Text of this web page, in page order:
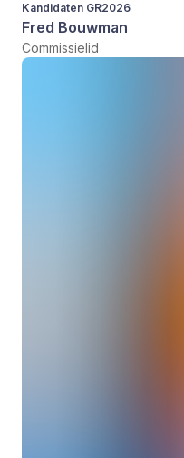
Kandidaten GR2026
Fred Bouwman
Commissielid